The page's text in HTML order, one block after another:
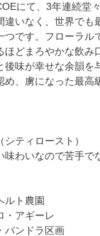
にて、3年連続堂
違いなく、世界でも
つです。フローラル
ほどまろやかな飲み
後味が幸せな余韻を
め、虜になった最高
ティロースト）
味わいなので苦手で
ルト農園
・アギーレ
パンドラ区画